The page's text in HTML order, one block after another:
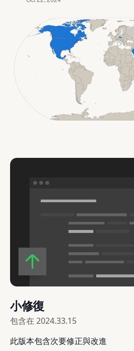
小修復
包含在 2024.33.15
此版本包含次要修正與改進